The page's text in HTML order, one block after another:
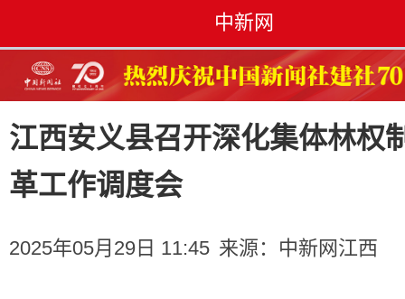
中新网
江西安义县召开深化集体林权
革工作调度会
2025年05月29日 11:45 来源： 中新网江西